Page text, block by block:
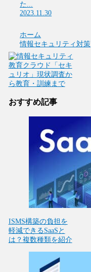
た...
2023.11.30
ホーム
情報セキュリティ対策
おすすめ記事
ISMS構築の負担を
軽減できるSaaSと
は？複数種類を紹介